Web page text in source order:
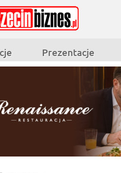
Prezentacje